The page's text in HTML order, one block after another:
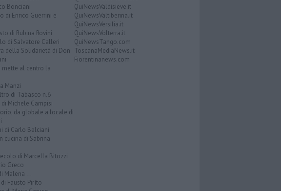
Bonciani
di Enrico Guerrini e
di Rubina Rovini
di Salvatore Calleri
della Solidarietà di Don
mette al centro la
Manzi
di Tabasco n.6
Michele Campisi
da globale a locale di
di Carlo Belciani
cucina di Sabrina
di Marcella Bitozzi
Greco
Malena ...
Fausto Pirìto
QuiNewsValdisieve.it
QuiNewsValtiberina.it
QuiNewsVersilia.it
QuiNewsVolterra.it
QuiNewsTango.com
ToscanaMediaNews.it
Fiorentinanews.com